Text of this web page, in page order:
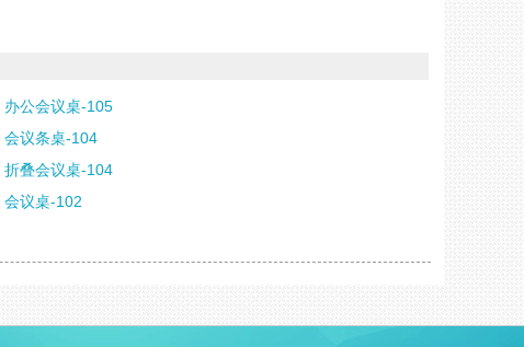
办公会议桌-105
会议条桌-104
折叠会议桌-104
会议桌-102